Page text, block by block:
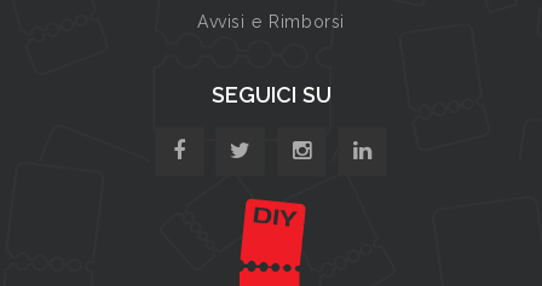
Avvisi e Rimborsi
SEGUICI SU